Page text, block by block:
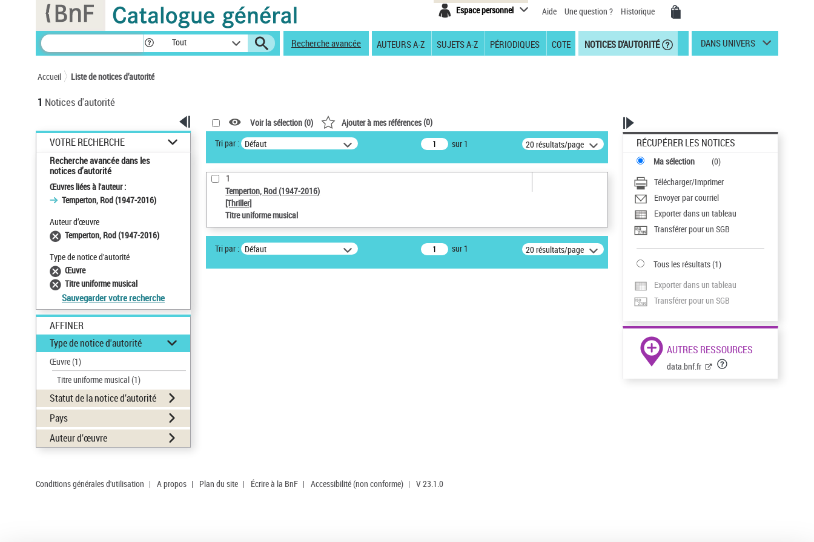
Espace personnel Aide Une question ? Historique
Tout Recherche avancée AUTEURS A-Z SUJETS A-Z PÉRIODIQUES COTE NOTICES D'AUTORITÉ DANS UNIVERS
Accueil Liste de notices d’autorité
1 Notices d'autorité
VOTRE RECHERCHE
Recherche avancée dans les
notices d’autorité
Œuvres liées à l'auteur :
Temperton, Rod (1947-2016)
Auteur d’œuvre
Temperton, Rod (1947-2016)
Type de notice d'autorité
Œuvre
Titre uniforme musical
Sauvegarder votre recherche
AFFINER
Type de notice d'autorité
Œuvre(1)
Titre uniforme musical(1)
Statut de la notice d’autorité
Pays
Auteur d’œuvre
Voir la sélection (0) Ajouter à mes références(0)
Tri par : Défaut sur 1 20 résultats/page
1
Temperton, Rod (1947-2016)
[Thriller]
Titre uniforme musical
Tri par : Défaut sur 1 20 résultats/page
RÉCUPÉRER LES NOTICES
Ma sélection (0)
Télécharger/Imprimer
Envoyer par courriel
Exporter dans un tableau
Transférer pour un SGB
Tous les résultats(1)
Exporter dans un tableau
Transférer pour un SGB
AUTRES RESSOURCES
data.bnf.fr
Conditions générales d'utilisation | A propos | Plan du site | Écrire à la BnF | Accessibilité (non conforme) | V 23.1.0
Panneau de gestion des cookies